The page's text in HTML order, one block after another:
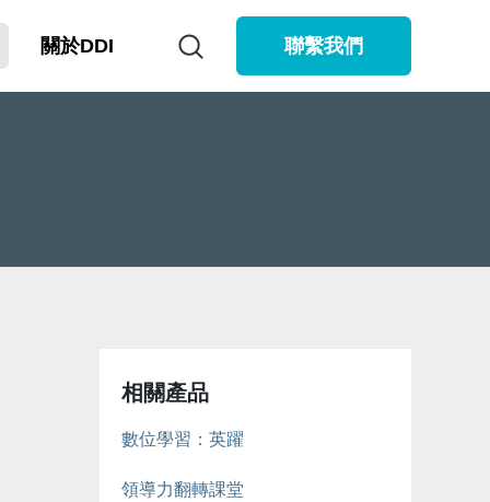
關於DDI 聯繫我們
相關產品
數位學習：英躍
領導力翻轉課堂